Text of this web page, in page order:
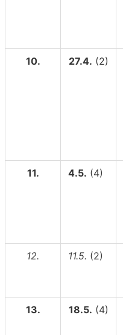
10. 27.4. (2)
11. 4.5. (4)
12. 11.5. (2)
13. 18.5. (4)